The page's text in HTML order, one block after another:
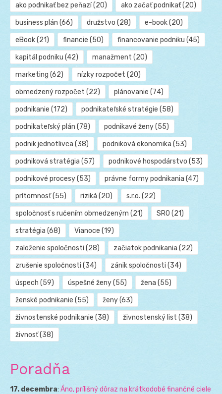
ako podnikať bez peňazí(20) ako začať podnikať(20)
business plán (66) družstvo (28) e-book(20)
eBook(21) financie (50) financovanie podniku (45)
kapitál podniku (42) manažment (20)
marketing (62) nízky rozpočet (20)
obmedzený rozpočet (22) plánovanie (74)
podnikanie (172) podnikateľské stratégie (58)
podnikateľský plán (78) podnikavé ženy(55)
podnik jednotlivca (38) podniková ekonomika (53)
podniková stratégia (57) podnikové hospodárstvo (53)
podnikové procesy(53) právne formy podnikania (47)
prítomnosť(55) riziká (20) s.r.o. (22)
spoločnosť s ručením obmedzeným (21) SRO (21)
stratégia (68) Vianoce (19)
založenie spoločnosti (28) začiatok podnikania (22)
zrušenie spoločnosti (34) zánik spoločnosti (34)
úspech (59) úspešné ženy(55) žena (55)
ženské podnikanie (55) ženy(63)
živnostenské podnikanie (38) živnostenský list (38)
živnosť(38)
Poradňa
17. decembra: Áno, prílišný dôraz na krátkodobé finančné ciele